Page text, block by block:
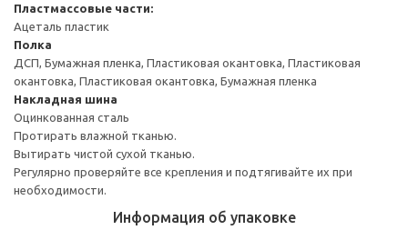
Пластмассовые части:
Ацеталь пластик
Полка
ДСП, Бумажная пленка, Пластиковая окантовка, Пластиковая
окантовка, Пластиковая окантовка, Бумажная пленка
Накладная шина
Оцинкованная сталь
Протирать влажной тканью.
Вытирать чистой сухой тканью.
Регулярно проверяйте все крепления и подтягивайте их при
необходимости.
Информация об упаковке